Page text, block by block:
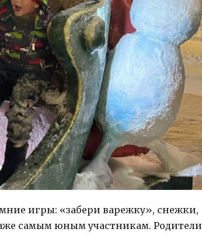
игры: «забери варежку», снежки,
самым юным участникам. Родители